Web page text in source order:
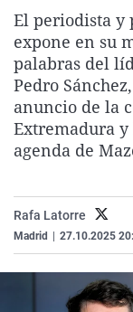
El periodista y
expone en su
palabras del
Pedro
anuncio de la
Extremadura
agenda de
Rafa Latorre
Madrid 27.10.2025